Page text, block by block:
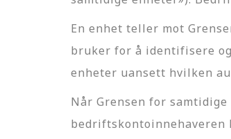
En enhet teller mot
bruker for å identifisere
enheter uansett hvilken
Når Grensen for
bedriftskontoinnehaveren